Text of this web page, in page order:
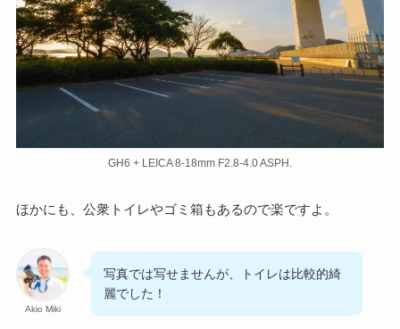
GH6 + LEICA 8-18mm F2.8-4.0 ASPH.
ほかにも、公衆トイレやゴミ箱もあるので楽ですよ。
Akio Miki
写真では写せませんが、トイレは比較的綺
麗でした！